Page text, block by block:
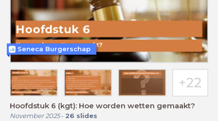
Hoofdstuk 6 (kgt): Hoe worden wetten gemaakt?
November 2025- 26 slides
Seneca Burgerschap